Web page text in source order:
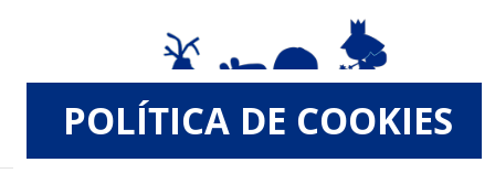
POLÍTICA DE COOKIES